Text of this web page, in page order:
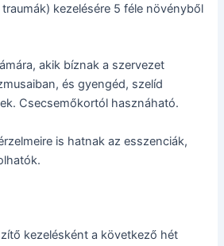
kezelésére 5 féle növényből
akik bíznak a szervezet
és gyengéd, szelíd
Csecsemőkortól hasznáható.
is hatnak az esszenciák,
kezelésként a következő hét